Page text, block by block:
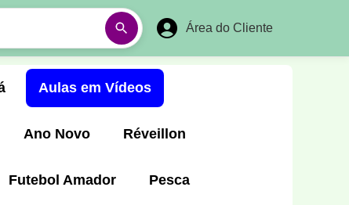
Área do Cliente
Aulas em Vídeos
Ano Novo Réveillon
Futebol Amador Pesca